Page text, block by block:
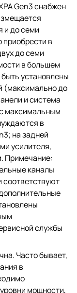
Gen3 снабжен
и до семи
приобрести в
до семи
в большем
установлены
(максимально до
и система
максимальным
в
на задней
усилителя,
Примечание:
каналы
соответствуют
службы
Часто бывает,
в
мощности,